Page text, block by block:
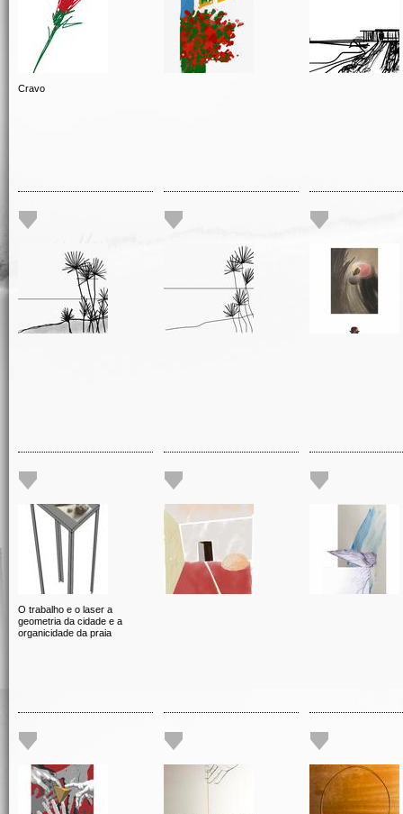
Cravo
O trabalho e o laser a
geometria da cidade e a
organicidade da praia